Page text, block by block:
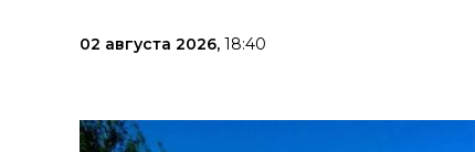
02 августа 2026, 18:40